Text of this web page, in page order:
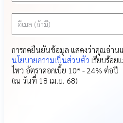
อีเมล (ถ้ามี)
การกดยืนยันข้อมูล แสดงว่าคุณอ่าน
นโยบายความเป็นส่วนตัว เรียบร้อย
ไหว อัตราดอกเบี้ย 10* - 24% ต่อปี
(ณ วันที่ 18 เม.ย. 68)